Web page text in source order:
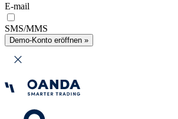
E-mail
SMS/MMS
Demo-Konto eröffnen »